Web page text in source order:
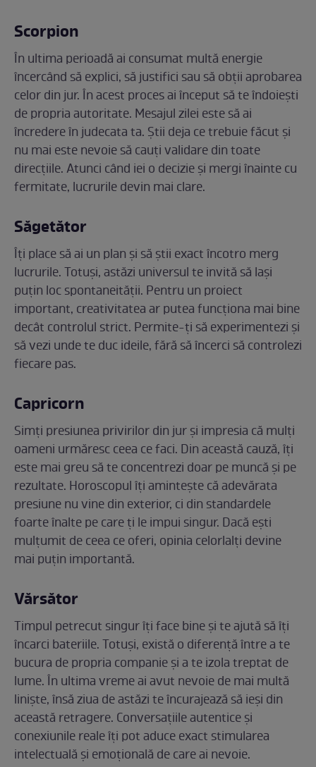
Scorpion
În ultima perioadă ai consumat multă energie
încercând să explici, să justifici sau să obții aprobarea
celor din jur. În acest proces ai început să te îndoiești
de propria autoritate. Mesajul zilei este să ai
încredere în judecata ta. Știi deja ce trebuie făcut și
nu mai este nevoie să cauți validare din toate
direcțiile. Atunci când iei o decizie și mergi înainte cu
fermitate, lucrurile devin mai clare.
Săgetător
Îți place să ai un plan și să știi exact încotro merg
lucrurile. Totuși, astăzi universul te invită să lași
puțin loc spontaneității. Pentru un proiect
important, creativitatea ar putea funcționa mai bine
decât controlul strict. Permite-ți să experimentezi și
să vezi unde te duc ideile, fără să încerci să controlezi
fiecare pas.
Capricorn
Simți presiunea privirilor din jur și impresia că mulți
oameni urmăresc ceea ce faci. Din această cauză, îți
este mai greu să te concentrezi doar pe muncă și pe
rezultate. Horoscopul îți amintește că adevărata
presiune nu vine din exterior, ci din standardele
foarte înalte pe care ți le impui singur. Dacă ești
mulțumit de ceea ce oferi, opinia celorlalți devine
mai puțin importantă.
Vărsător
Timpul petrecut singur îți face bine și te ajută să îți
încarci bateriile. Totuși, există o diferență între a te
bucura de propria companie și a te izola treptat de
lume. În ultima vreme ai avut nevoie de mai multă
liniște, însă ziua de astăzi te încurajează să ieși din
această retragere. Conversațiile autentice și
conexiunile reale îți pot aduce exact stimularea
intelectuală și emoțională de care ai nevoie.